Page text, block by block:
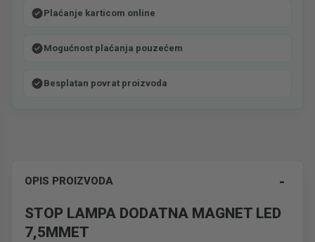
Plaćanje karticom online
Mogućnost plaćanja pouzećem
Besplatan povrat proizvoda
OPIS PROIZVODA
STOP LAMPA DODATNA MAGNET LED
7,5MMET
-